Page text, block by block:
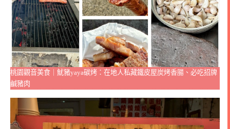
桃園觀音美食｜魷豬yaya碳烤：在地人私藏鐵皮屋炭烤香腸、必吃招牌
鹹豬肉